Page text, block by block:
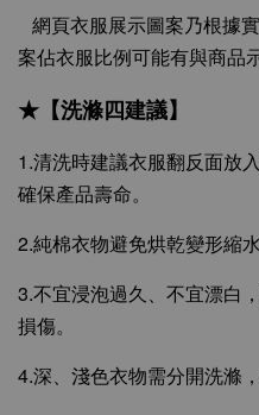
網頁衣服展示圖案乃根據
案佔衣服比例可能有與商品
★【洗滌四建議】
1.清洗時建議衣服翻反面放
確保產品壽命。
2.純棉衣物避免烘乾變形縮水
3.不宜浸泡過久、不宜漂白
損傷。
4.深、淺色衣物需分開洗滌，